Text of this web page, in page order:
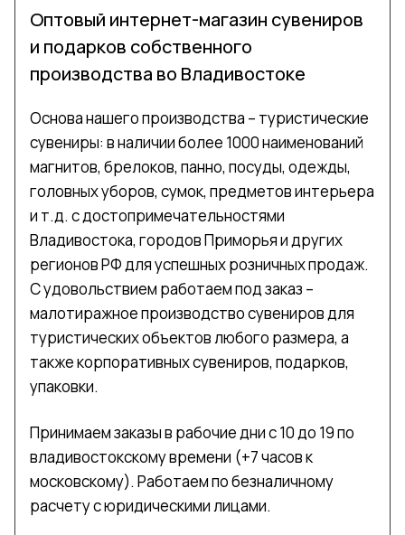
Оптовый интернет-магазин сувениров
и подарков собственного
производства во Владивостоке
Основа нашего производства – туристические
сувениры: в наличии более 1000 наименований
магнитов, брелоков, панно, посуды, одежды,
головных уборов, сумок, предметов интерьера
и т.д. с достопримечательностями
Владивостока, городов Приморья и других
регионов РФ для успешных розничных продаж.
С удовольствием работаем под заказ –
малотиражное производство сувениров для
туристических объектов любого размера, а
также корпоративных сувениров, подарков,
упаковки.
Принимаем заказы в рабочие дни с 10 до 19 по
владивостокскому времени (+7 часов к
московскому). Работаем по безналичному
расчету с юридическими лицами.